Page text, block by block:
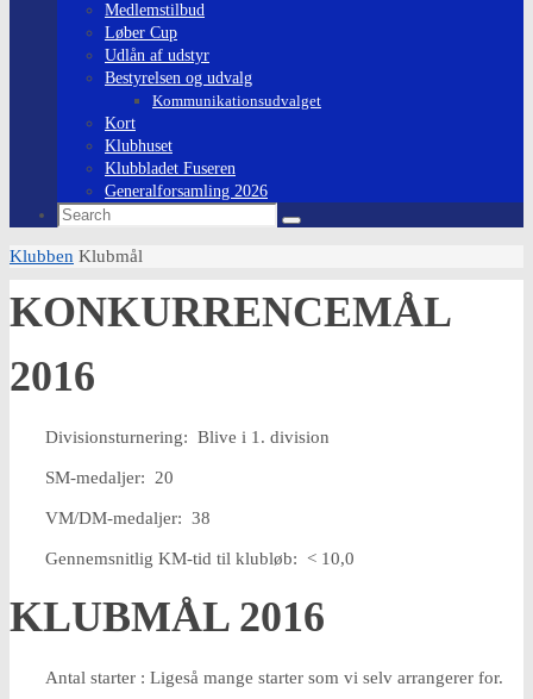
Medlemstilbud
Løber Cup
Udlån af udstyr
Bestyrelsen og udvalg
Kommunikationsudvalget
Kort
Klubhuset
Klubbladet Fuseren
Generalforsamling 2026
Search
Search
Home
Klubben Klubmål
KONKURRENCEMÅL
2016
Divisionsturnering: Blive i 1. division
SM-medaljer: 20
VM/DM-medaljer: 38
Gennemsnitlig KM-tid til klubløb: < 10,0
KLUBMÅL 2016
Antal starter : Ligeså mange starter som vi selv arrangerer for.